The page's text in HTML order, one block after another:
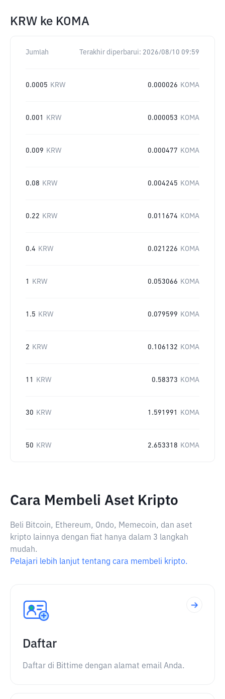
KRW ke KOMA
Jumlah Terakhir diperbarui: 2026/08/10 09:59
0.0005 KRW 0.000026 KOMA
0.001 KRW 0.000053 KOMA
0.009 KRW 0.000477 KOMA
0.08 KRW 0.004245 KOMA
0.22 KRW 0.011674 KOMA
0.4 KRW 0.021226 KOMA
1 KRW 0.053066 KOMA
1.5 KRW 0.079599 KOMA
2 KRW 0.106132 KOMA
11 KRW 0.58373 KOMA
30 KRW 1.591991 KOMA
50 KRW 2.653318 KOMA
Cara Membeli Aset Kripto
Beli Bitcoin, Ethereum, Ondo, Memecoin, dan aset
kripto lainnya dengan fiat hanya dalam 3 langkah
mudah.
Pelajari lebih lanjut tentang cara membeli kripto.
Daftar
Daftar di Bittime dengan alamat email Anda.